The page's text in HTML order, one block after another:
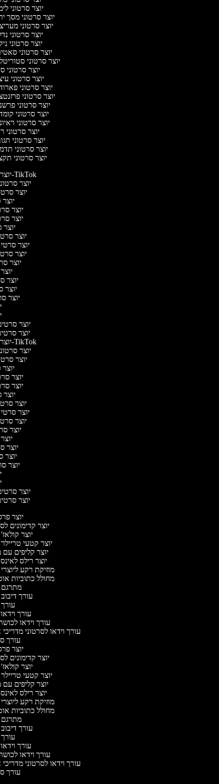
יוצר סרטוני
יוצר סרטוני מסך
יוצר סרטוני
יוצר סרטוני
יוצר סרטוני
יוצר סרטוני
יוצר סרטוני
יוצר סרטוני
יוצר סרטוני
יוצר סרטוני
יוצר סרטוני
יוצר סרטוני
יוצר סרטוני
יוצר סרטוני
יוצר סרטוני
יוצר סרטוני
יוצר סרטוני
יוצר סרטוני
יוצר סרטונים ל-TikTok
יוצר
יוצר
יוצר
יוצר
יוצר
יוצר
יוצר סרטי
יוצר
יוצר
יוצר
יוצר
יוצר
יוצר
יוצר
יוצר סרטונים ל-TikTok
יוצר
יוצר
יוצר
יוצר
יוצר
יוצר
יוצר סרטי
יוצר
יוצר
יוצר
יוצר
יוצר
יוצר
יוצר
יוצר
יוצר קדימונים
יוצר
יוצר קטעי
יוצר קליפים
יוצר רילס
מוזיקת רקע
מחולל כתוביות
עורך
עורך
עורך וידאו
עורך וידאו לסרטוני
עורך
יוצר
יוצר קדימונים
יוצר
יוצר קטעי
יוצר קליפים
יוצר רילס
מוזיקת רקע
מחולל כתוביות
עורך
עורך
עורך וידאו
עורך וידאו לסרטוני
עורך